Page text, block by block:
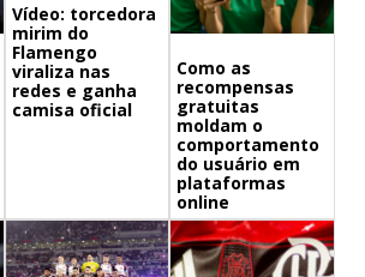
Vídeo: torcedora
mirim do
Flamengo
viraliza nas
redes e ganha
camisa oficial
Como as
recompensas
gratuitas
moldam o
comportamento
do usuário em
plataformas
online